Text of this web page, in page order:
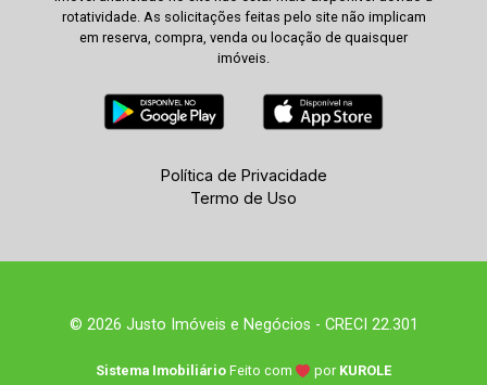
rotatividade. As solicitações feitas pelo site não implicam
em reserva, compra, venda ou locação de quaisquer
imóveis.
Política de Privacidade
Termo de Uso
© 2026 Justo Imóveis e Negócios - CRECI 22.301
Sistema Imobiliário Feito com por KUROLE